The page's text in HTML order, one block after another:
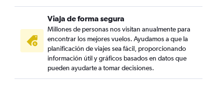
Viaja de forma segura
Millones de personas nos visitan anualmente para
encontrar los mejores vuelos. Ayudamos a que la
planificación de viajes sea fácil, proporcionando
información útil y gráficos basados en datos que
pueden ayudarte a tomar decisiones.